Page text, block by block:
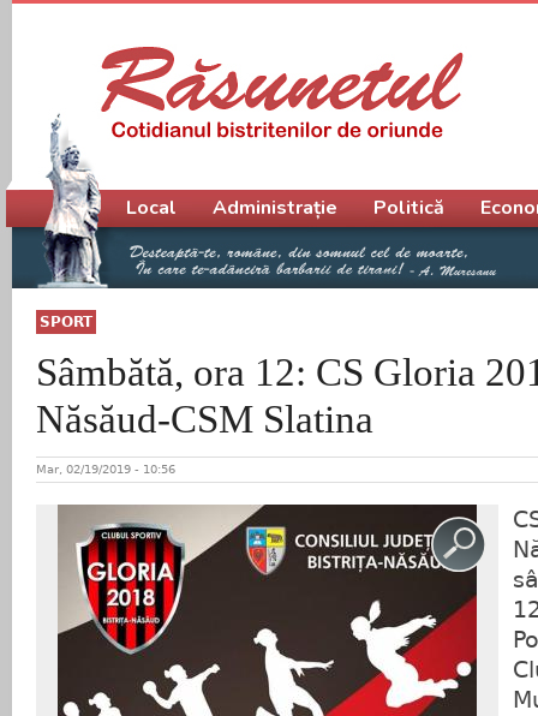
SPORT
Sâmbătă, ora 12: CS Gloria
Năsăud-CSM Slatina
Mar, 02/19/2019 - 10:56
Meniu principal
Local Administrație Politică